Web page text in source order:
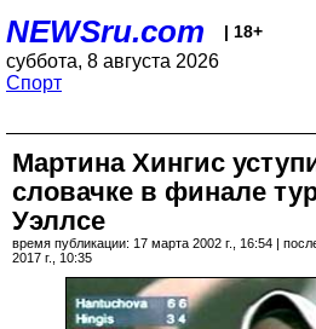
NEWSru.com | 18+
суббота, 8 августа 2026
Спорт
Мартина Хингис
словачке в финале
Уэллсе
время публикации: 17 марта 2002 г., 16:54 |
2017 г., 10:35